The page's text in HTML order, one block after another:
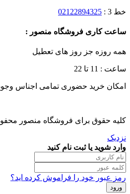
خط 3 : 02122894325
ساعت کاری فروشگاه منصور :
همه روزه جز روز های تعطیل
ساعت : 11 تا 22
امکان خرید حضوری تمامی اجناس
کلیه حقوق برای فروشگاه منصور
نزدیک
وارد شوید یا ثبت نام کنید
رمز عبور خود را فراموش کرده اید؟